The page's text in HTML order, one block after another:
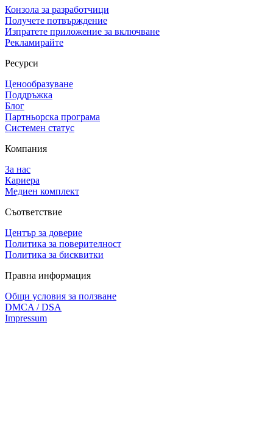
Конзола за разработчици
Получете потвърждение
Изпратете приложение за включване
Рекламирайте
Ресурси
Ценообразуване
Поддръжка
Блог
Партньорска програма
Системен статус
Компания
За нас
Кариера
Медиен комплект
Съответствие
Център за доверие
Политика за поверителност
Политика за бисквитки
Правна информация
Общи условия за ползване
DMCA / DSA
Impressum